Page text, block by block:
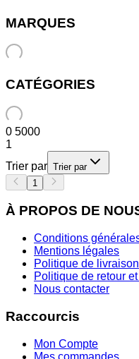
MARQUES
CATÉGORIES
0 5000
1
Trier par Trier par
1
À PROPOS DE
Conditions
Mentions légales
Politique de livraison
Politique de retour
Nous contacter
Raccourcis
Mon Compte
Mes commandes